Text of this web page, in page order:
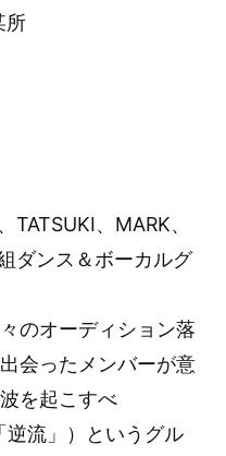
所
TATSUKI、MARK、
ダンス＆ボーカルグ
のオーディション落
会ったメンバーが意
を起こすべ
逆流」）というグル